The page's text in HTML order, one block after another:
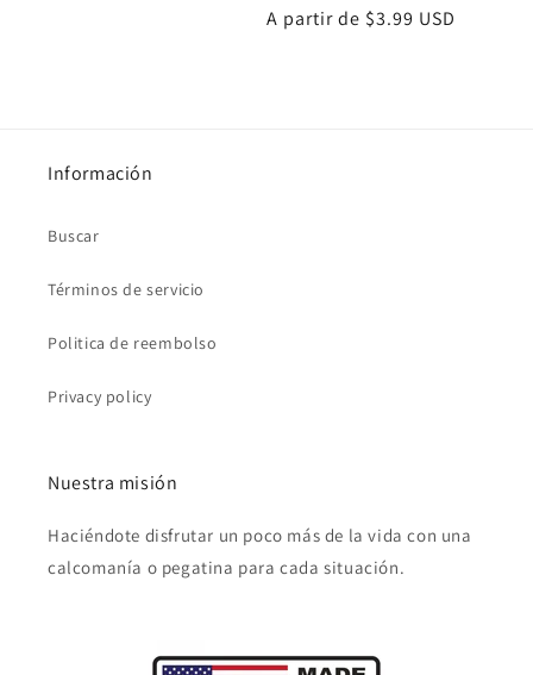
Precio
A partir de $3.99 USD
Información
Buscar
Términos de servicio
Politica de reembolso
Privacy policy
Nuestra misión
Haciéndote disfrutar un poco más de la vida con una
calcomanía o pegatina para cada situación.